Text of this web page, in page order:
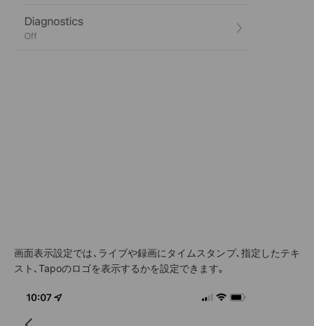
画面表示設定では､ライブや録画にタイムスタンプ､指定したテキ
スト､Tapoのロゴを表示するかを設定できます｡